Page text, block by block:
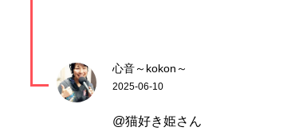
心音～kokon～
2025-06-10
@猫好き姫さん